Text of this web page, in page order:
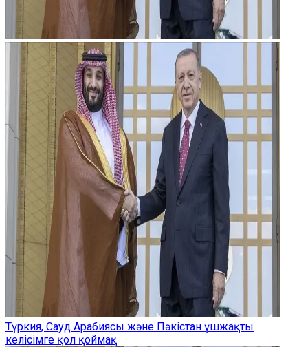
Түркия, Сауд Арабиясы және Пәкістан үшжақты
келісімге қол қоймақ